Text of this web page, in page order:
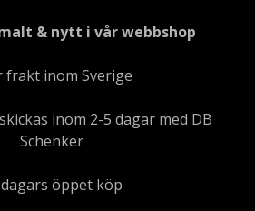
& nytt i vår webbshop
frakt inom Sverige
inom 2-5 dagar med DB
Schenker
dagars öppet köp